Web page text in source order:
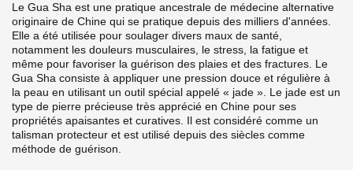
Le Gua Sha est une pratique ancestrale de médecine alternative
originaire de Chine qui se pratique depuis des milliers d'années.
Elle a été utilisée pour soulager divers maux de santé,
notamment les douleurs musculaires, le stress, la fatigue et
même pour favoriser la guérison des plaies et des fractures. Le
Gua Sha consiste à appliquer une pression douce et régulière à
la peau en utilisant un outil spécial appelé « jade ». Le jade est un
type de pierre précieuse très apprécié en Chine pour ses
propriétés apaisantes et curatives. Il est considéré comme un
talisman protecteur et est utilisé depuis des siècles comme
méthode de guérison.